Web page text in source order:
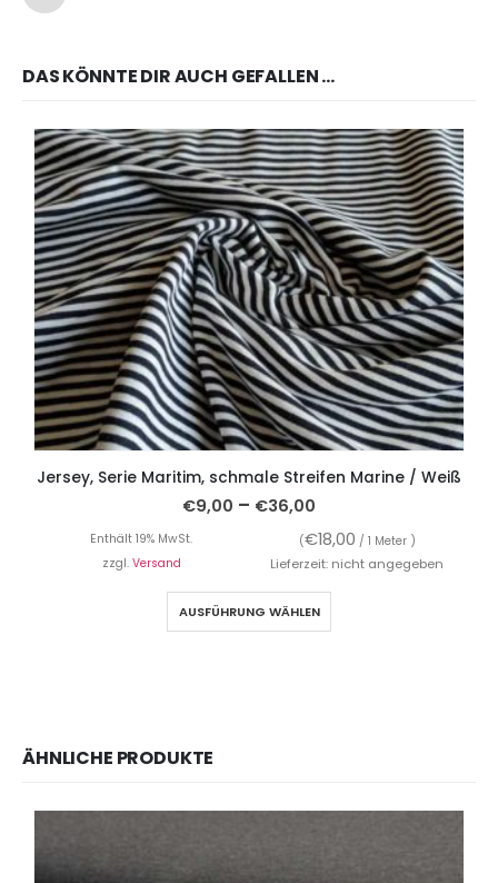
DAS KÖNNTE DIR AUCH GEFALLEN …
Jersey, Serie Maritim, schmale Streifen Marine / Weiß
€9,00 – €36,00
Enthält 19% MwSt. (€18,00 / 1 Meter )
zzgl. Versand Lieferzeit: nicht angegeben
AUSFÜHRUNG WÄHLEN
ÄHNLICHE PRODUKTE